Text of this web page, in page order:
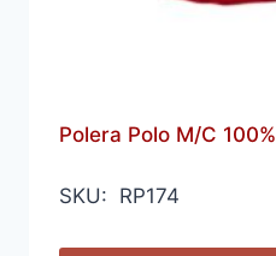
Polera Polo M/C
SKU: RP174